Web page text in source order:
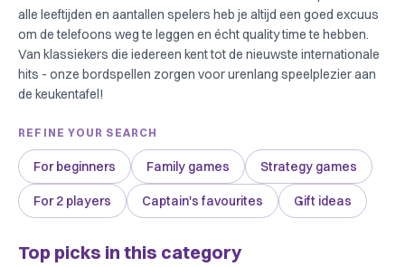
alle leeftijden en aantallen spelers heb je altijd een goed excuus
om de telefoons weg te leggen en écht quality time te hebben.
Van klassiekers die iedereen kent tot de nieuwste internationale
hits - onze bordspellen zorgen voor urenlang speelplezier aan
de keukentafel!
REFINE YOUR SEARCH
For beginners Family games Strategy games
For 2 players Captain's favourites Gift ideas
Top picks in this category